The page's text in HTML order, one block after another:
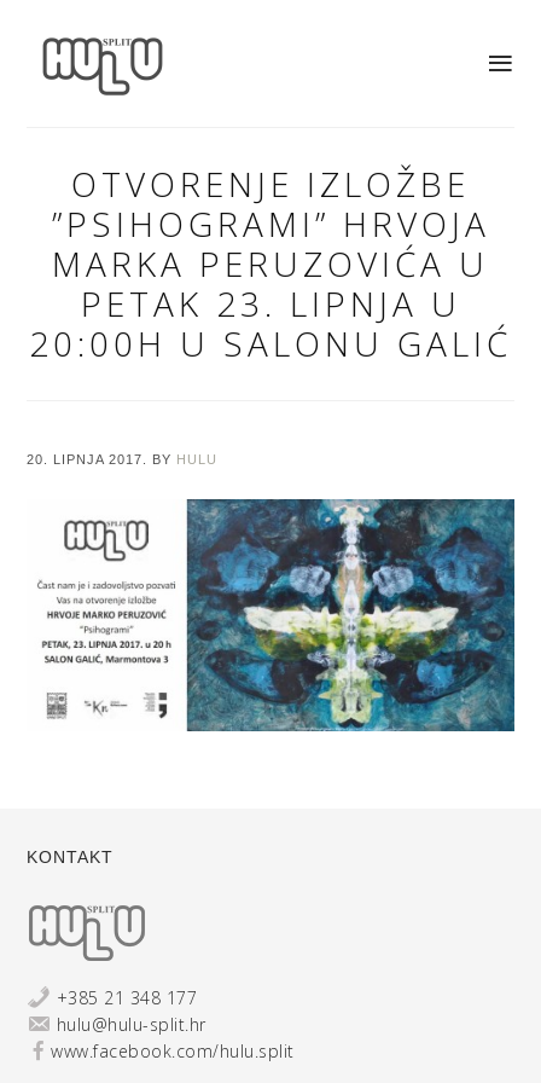
OTVORENJE IZLOŽBE
”PSIHOGRAMI” HRVOJA
MARKA PERUZOVIĆA U
PETAK 23. LIPNJA U
20:00H U SALONU GALIĆ
20. LIPNJA 2017. BY HULU
KONTAKT
+385 21 348 177
hulu@hulu-split.hr
www.facebook.com/hulu.split